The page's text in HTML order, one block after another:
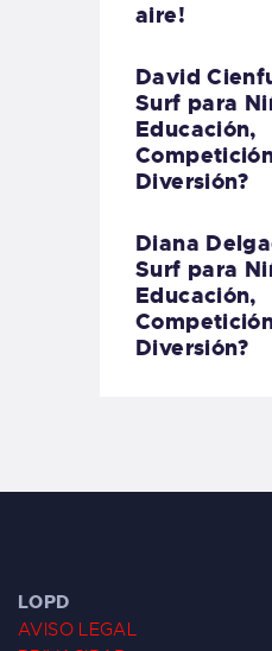
aire!
David
Surf para
Educación,
Diversión?
Diana
Surf para
Educación,
Diversión?
LOPD
AVISO LEGAL